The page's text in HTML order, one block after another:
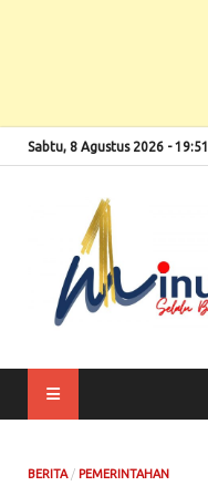
Sabtu, 8 Agustus 2026 - 19:51
BERITA/ PEMERINTAHAN